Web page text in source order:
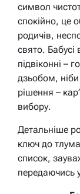
символ
спокійно, це
родичів,
свято.
підвіконні –
дзьобом,
рішення –
вибору.
Детальніше
ключ до
список,
передаючись